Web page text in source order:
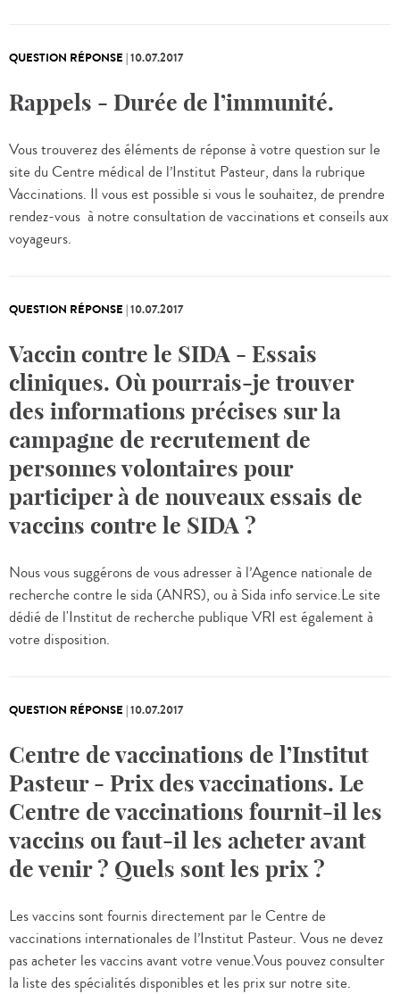
QUESTION RÉPONSE |10.07.2017
Rappels - Durée de l’immunité.
Vous trouverez des éléments de réponse à votre question sur le
site du Centre médical de l’Institut Pasteur, dans la rubrique
Vaccinations. Il vous est possible si vous le souhaitez, de prendre
rendez-vous à notre consultation de vaccinations et conseils aux
voyageurs.
QUESTION RÉPONSE |10.07.2017
Vaccin contre le SIDA - Essais
cliniques. Où pourrais-je trouver
des informations précises sur la
campagne de recrutement de
personnes volontaires pour
participer à de nouveaux essais de
vaccins contre le SIDA ?
Nous vous suggérons de vous adresser à l’Agence nationale de
recherche contre le sida (ANRS), ou à Sida info service.Le site
dédié de l'Institut de recherche publique VRI est également à
votre disposition.
QUESTION RÉPONSE |10.07.2017
Centre de vaccinations de l’Institut
Pasteur - Prix des vaccinations. Le
Centre de vaccinations fournit-il les
vaccins ou faut-il les acheter avant
de venir ? Quels sont les prix ?
Les vaccins sont fournis directement par le Centre de
vaccinations internationales de l’Institut Pasteur. Vous ne devez
pas acheter les vaccins avant votre venue.Vous pouvez consulter
la liste des spécialités disponibles et les prix sur notre site.